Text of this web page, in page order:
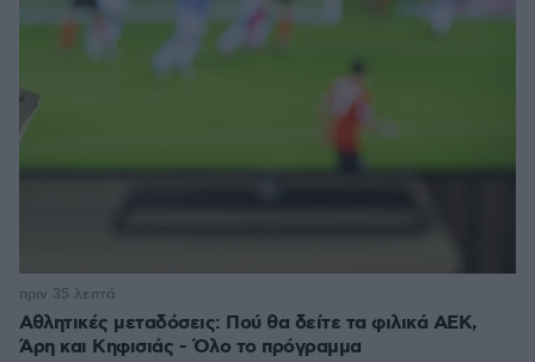
Αθλητικές μεταδόσεις: Πού θα δείτε τα φιλικά ΑΕΚ,
Άρη και Κηφισιάς - Όλο το πρόγραμμα
πριν 35 λεπτά